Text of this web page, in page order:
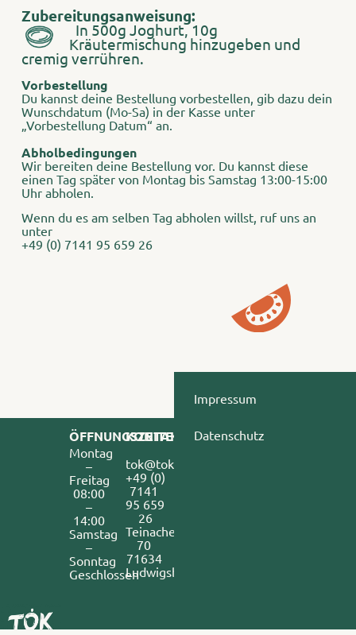
Zubereitungsanweisung:
In 500g Joghurt, 10g
Kräutermischung hinzugeben und
cremig verrühren.
Vorbestellung
Du kannst deine Bestellung vorbestellen, gib dazu dein
Wunschdatum (Mo-Sa) in der Kasse unter
„Vorbestellung Datum“ an.
Abholbedingungen
Wir bereiten deine Bestellung vor. Du kannst diese
einen Tag später von Montag bis Samstag 13:00-15:00
Uhr abholen.
Wenn du es am selben Tag abholen willst, ruf uns an
unter
+49 (0) 7141 95 659 26
ÖFFNUNGSZEITEN
Montag
–
Freitag
08:00
–
14:00
Samstag
–
Sonntag
Geschlossen
KONTAKT
tok@tokdoener.de
+49 (0)
7141
95 659
26
Teinacherstr.
70
71634
Ludwigsburg
Impressum
Datenschutz